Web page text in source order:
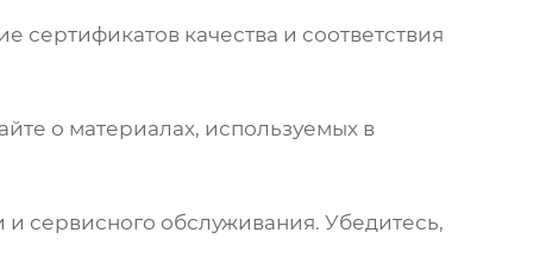
качества и соответствия
о материалах, используемых в
сервисного обслуживания. Убедитесь,